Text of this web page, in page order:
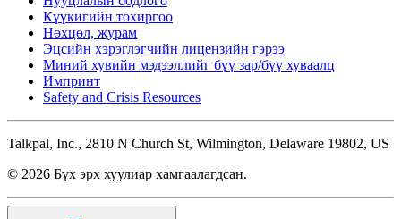
Күүкигийн тохиргоо
Нөхцөл, журам
Эцсийн хэрэглэгчийн лицензийн гэрээ
Миний хувийн мэдээллийг бүү зар/бүү хуваалц
Импринт
Safety and Crisis Resources
Talkpal, Inc., 2810 N Church St, Wilmington, Delaware 19802, US
© 2026 Бүх эрх хуулиар хамгаалагдсан.